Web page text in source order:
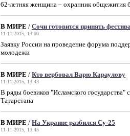
62-летняя женщина – охранник общежития
В МИРЕ / Сочи готовится принять
11-11-2015, 13:00
Заявку России на проведение форума
молодежи
В МИРЕ / Кто вербовал Варю Караулову
11-11-2015, 13:43
В ряды боевиков "Исламского
Татарстана
В МИРЕ / На Украине разбился Су-25
11-11-2015, 13:45